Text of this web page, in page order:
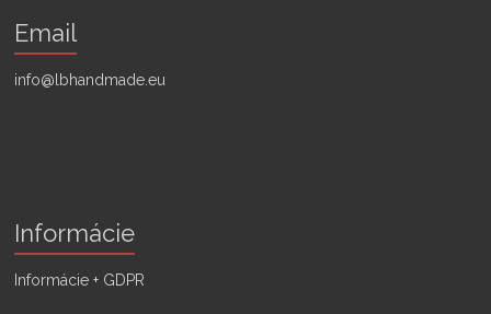
Email
info@lbhandmade.eu
Informácie
Informácie + GDPR